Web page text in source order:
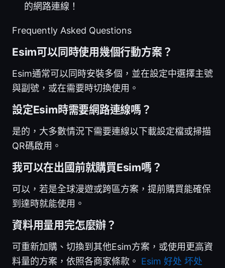
的網路連線！
Frequently Asked Questions
Esim可以同時使用幾個行動方案？
Esim通常可以同時安裝多個，並在設定中選擇主號
與副號，或在需要時切換使用。
設定Esim時需要網路連線嗎？
是的，大多數情況下需要連線以下載設定檔或掃描
QR碼啟用。
我可以在出國前就購買Esim嗎？
可以，若是全球漫遊或跨區方案，提前購買能確保
到達時就能使用。
資料用量用完怎麼辦？
可重新加購、切換到其他Esim方案，或使用更高資
料量的方案，依照各商家條款。 Esim 好处 坏处